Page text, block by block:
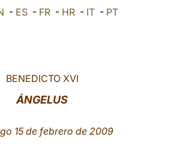
- ES- FR- HR- IT- PT
BENEDICTO XVI
ÁNGELUS
15 de febrero de 2009